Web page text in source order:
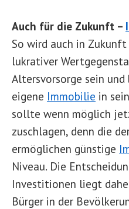
Auch für die Zukunft –
So wird auch in Zukunft
lukrativer
Altersvorsorge sein und
eigene Immobilie in
sollte wenn möglich
zuschlagen, denn die
ermöglichen günstige
Niveau. Die
Investitionen liegt
Bürger in der